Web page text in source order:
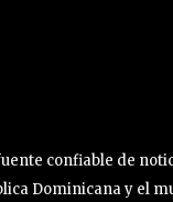
confiable de
Dominicana y el